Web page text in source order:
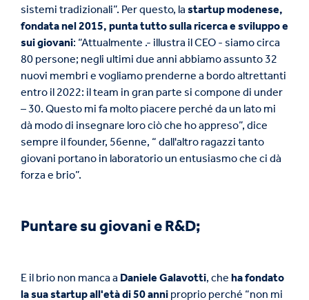
sistemi tradizionali”. Per questo, la startup modenese,
fondata nel 2015, punta tutto sulla ricerca e sviluppo e
sui giovani: “Attualmente .- illustra il CEO - siamo circa
80 persone; negli ultimi due anni abbiamo assunto 32
nuovi membri e vogliamo prenderne a bordo altrettanti
entro il 2022: il team in gran parte si compone di under
– 30. Questo mi fa molto piacere perché da un lato mi
dà modo di insegnare loro ciò che ho appreso”, dice
sempre il founder, 56enne, “ dall'altro ragazzi tanto
giovani portano in laboratorio un entusiasmo che ci dà
forza e brio”.
Puntare su giovani e R&D;
E il brio non manca a Daniele Galavotti, che ha fondato
la sua startup all'età di 50 anni proprio perché “non mi